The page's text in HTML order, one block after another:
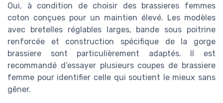
Oui, à condition de choisir des brassieres femmes
coton conçues pour un maintien élevé. Les modèles
avec bretelles réglables larges, bande sous poitrine
renforcée et construction spécifique de la gorge
brassiere sont particulièrement adaptés. Il est
recommandé d’essayer plusieurs coupes de brassiere
femme pour identifier celle qui soutient le mieux sans
gêner.